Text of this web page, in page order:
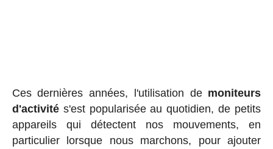
Ces dernières années, l'utilisation de moniteurs
d'activités'est popularisée au quotidien, de petits
appareils qui détectent nos mouvements, en
particulier lorsque nous marchons, pour ajouter